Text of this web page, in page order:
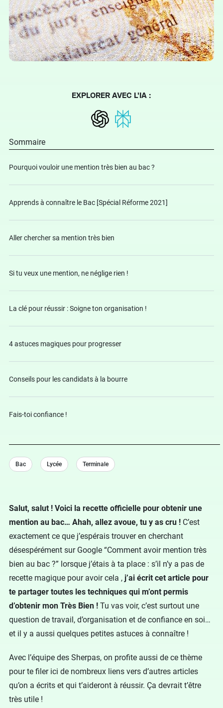
Salut, salut ! Voici la recette officielle pour obtenir une
mention au bac… Ahah, allez avoue, tu y as cru ! C’est
exactement ce que j’espérais trouver en cherchant
désespérément sur Google “Comment avoir mention très
bien au bac ?” lorsque j’étais à ta place : s’il n’y a pas de
recette magique pour avoir cela , j’ai écrit cet article pour
te partager toutes les techniques qui m’ont permis
d’obtenir mon Très Bien ! Tu vas voir, c’est surtout une
question de travail, d’organisation et de confiance en soi…
et il y a aussi quelques petites astuces à connaître !
Avec l’équipe des Sherpas, on profite aussi de ce thème
pour te filer ici de nombreux liens vers d’autres articles
qu’on a écrits et qui t’aideront à réussir. Ça devrait t’être
très utile !
EXPLORER AVEC L'IA :
Sommaire
Pourquoi vouloir une mention très bien au bac ?
Apprends à connaître le Bac [Spécial Réforme 2021]
Aller chercher sa mention très bien
Si tu veux une mention, ne néglige rien !
La clé pour réussir : Soigne ton organisation !
4 astuces magiques pour progresser
Conseils pour les candidats à la bourre
Fais-toi confiance !
Bac Lycée Terminale